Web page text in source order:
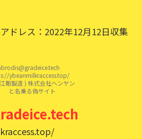
ドレス：2022年12月12日収集
ybeanmilkraccess.top/
鞄製造 ) 株式会社ヘンヤン
と名乗る偽サイト